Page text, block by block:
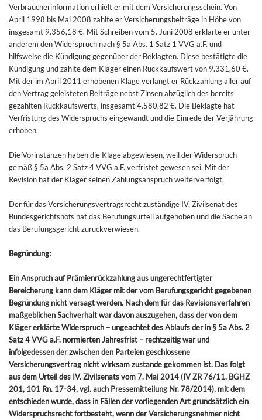
Verbraucherinformation erhielt er mit dem Versicherungsschein. Von
April 1998 bis Mai 2008 zahlte er Versicherungsbeiträge in Höhe von
insgesamt 9.356,18 €. Mit Schreiben vom 5. Juni 2008 erklärte er unter
anderem den Widerspruch nach § 5a Abs. 1 Satz 1 VVG a.F. und
hilfsweise die Kündigung gegenüber der Beklagten. Diese bestätigte die
Kündigung und zahlte dem Kläger einen Rückkaufswert von 9.331,60 €.
Mit der im April 2011 erhobenen Klage verlangt er Rückzahlung aller auf
den Vertrag geleisteten Beiträge nebst Zinsen abzüglich des bereits
gezahlten Rückkaufswerts, insgesamt 4.580,82 €. Die Beklagte hat
Verfristung des Widerspruchs eingewandt und die Einrede der Verjährung
erhoben.
Die Vorinstanzen haben die Klage abgewiesen, weil der Widerspruch
gemäß § 5a Abs. 2 Satz 4 VVG a.F. verfristet gewesen sei. Mit der
Revision hat der Kläger seinen Zahlungsanspruch weiterverfolgt.
Der für das Versicherungsvertragsrecht zuständige IV. Zivilsenat des
Bundesgerichtshofs hat das Berufungsurteil aufgehoben und die Sache an
das Berufungsgericht zurückverwiesen.
Begründung:
Ein Anspruch auf Prämienrückzahlung aus ungerechtfertigter
Bereicherung kann dem Kläger mit der vom Berufungsgericht gegebenen
Begründung nicht versagt werden. Nach dem für das Revisionsverfahren
maßgeblichen Sachverhalt war davon auszugehen, dass der von dem
Kläger erklärte Widerspruch – ungeachtet des Ablaufs der in § 5a Abs. 2
Satz 4 VVG a.F. normierten Jahresfrist – rechtzeitig war und
infolgedessen der zwischen den Parteien geschlossene
Versicherungsvertrag nicht wirksam zustande gekommen ist. Das folgt
aus dem Urteil des IV. Zivilsenats vom 7. Mai 2014 (IV ZR 76/11, BGHZ
201, 101 Rn. 17-34, vgl. auch Pressemitteilung Nr. 78/2014), mit dem
entschieden wurde, dass in Fällen der vorliegenden Art grundsätzlich ein
Widerspruchsrecht fortbesteht, wenn der Versicherungsnehmer nicht